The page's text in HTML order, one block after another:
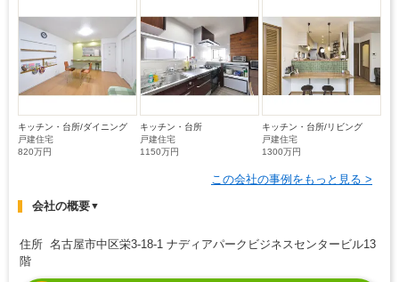
キッチン・台所/ダイニング
戸建住宅
820万円
キッチン・台所
戸建住宅
1150万円
キッチン・台所/リビング
戸建住宅
1300万円
この会社の事例をもっと見る >
会社の概要▼
住所 名古屋市中区栄3-18-1 ナディアパークビジネスセンタービル13
階